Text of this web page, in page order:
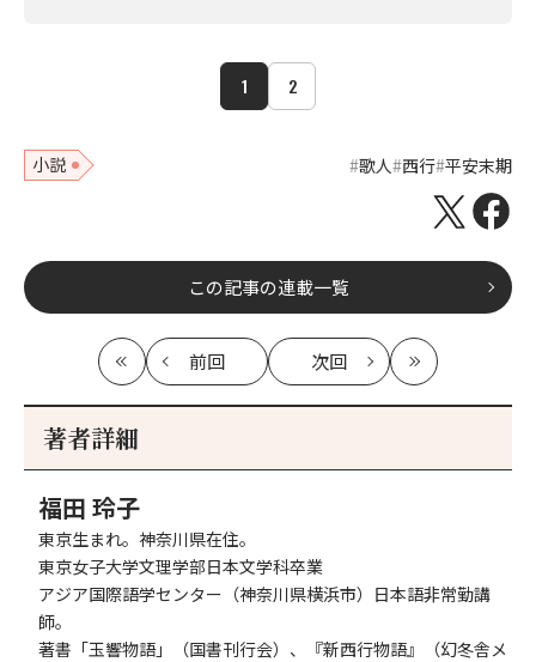
1 2
小説 歌人 西行 平安末期
この記事の連載一覧
最
初
前回
記
次回
記
最
新
著者詳細
福田 玲子
東京生まれ。神奈川県在住。
東京女子大学文理学部日本文学科卒業
アジア国際語学センター（神奈川県横浜市）日本語非常勤講
師。
著書「玉響物語」（国書刊行会）、『新西行物語』（幻冬舎メ